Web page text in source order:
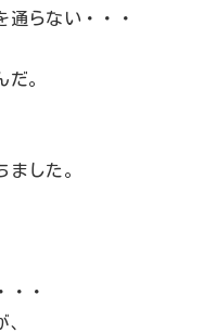
通らない・・・
だ。
した。
・・